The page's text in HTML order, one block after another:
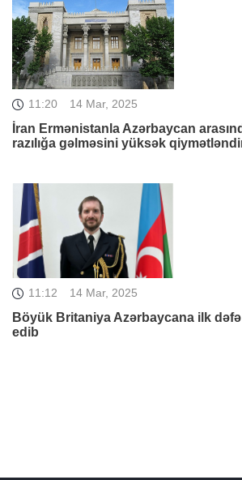
11:20 14 Mar, 2025
İran Ermənistanla Azərbaycan
razılığa gəlməsini yüksək
11:12 14 Mar, 2025
Böyük Britaniya Azərbaycana ilk
edib